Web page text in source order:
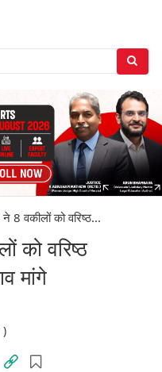
8 वकीलों को वरिष्ठ...
को वरिष्ठ
मांगे
)